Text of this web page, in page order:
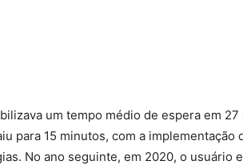
um tempo médio de espera em
para 15 minutos, com a implementação
No ano seguinte, em 2020, o usuário